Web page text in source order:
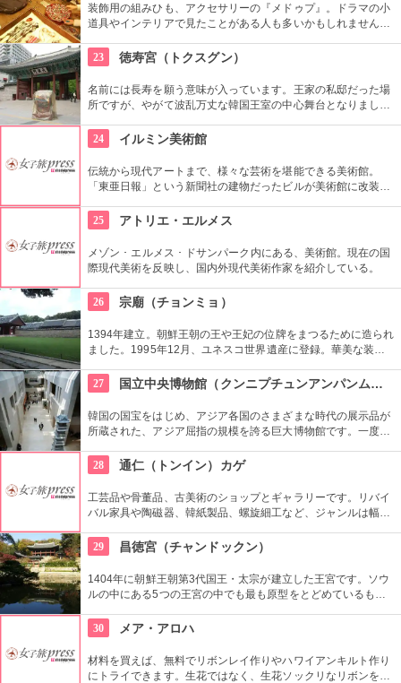
装飾用の組みひも、アクセサリーの『メドゥプ』。ドラマの小
道具やインテリアで見たことがある人も多いかもしれません
りなど製作体験もできます。見てたのしい、作って楽しい工房
です。
23 徳寿宮（トクスグン）
名前には長寿を願う意味が入っています。王家の私邸だった場
所ですが、やがて波乱万丈な韓国王室の中心舞台となりまし
のスタイルと東洋のスタイルがミックスされた面白い造りとな
っています。
24 イルミン美術館
伝統から現代アートまで、様々な芸術を堪能できる美術館。
「東亜日報」という新聞社の建物だったビルが美術館に改装。
い物や散歩の合間にたまには美術鑑賞の時間を取り入れてみる
のもいかがでしょう。
25 アトリエ・エルメス
メゾン ･ エルメス ･ ドサンパーク内にある、美術館。現在の国
際現代美術を反映し、国内外現代美術作家を紹介している。
26 宗廟（チョンミョ）
1394年建立。朝鮮王朝の王や王妃の位牌をまつるために造られ
ました。1995年12月、ユネスコ世界遺産に登録。華美な装飾
強く出ているもの。西洋でも見られない珍しいものです。
27 国立中央博物館（クンニプチュンアンパンムルグァン）
韓国の国宝をはじめ、アジア各国のさまざまな時代の展示品が
所蔵された、アジア屈指の規模を誇る巨大博物館です。一度に
すめします。周辺は庭園や植物園もあり、1日中楽しめます。
28 通仁（トンイン）カゲ
工芸品や骨董品、古美術のショップとギャラリーです。リバイ
バル家具や陶磁器、韓紙製品、螺旋細工など、ジャンルは幅広
う作品や商品を見ることができます。
29 昌徳宮（チャンドックン）
1404年に朝鮮王朝第3代国王・太宗が建立した王宮です。ソウ
ルの中にある5つの王宮の中でも最も原型をとどめているもの
吉によって消失されてから再建までの270年間、王宮として使
用されました。
30 メア・アロハ
材料を買えば、無料でリボンレイ作りやハワイアンキルト作り
にトライできます。生花ではなく、生花ソックリなリボンを使